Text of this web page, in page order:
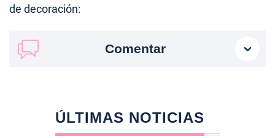
de decoración:
Comentar
ÚLTIMAS NOTICIAS